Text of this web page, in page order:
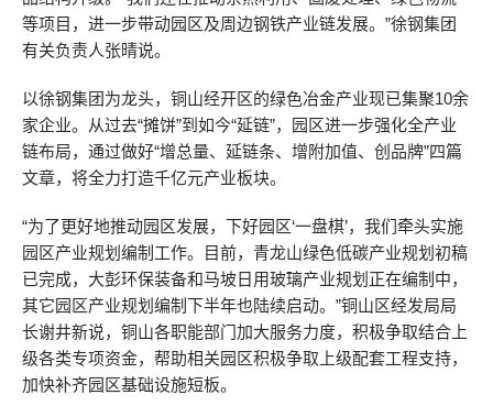
等项目，进一步带动园区及周边钢铁产业链发展。”徐钢集团
有关负责人张晴说。
以徐钢集团为龙头，铜山经开区的绿色冶金产业现已集聚10余
家企业。从过去“摊饼”到如今“延链”，园区进一步强化全产业
链布局，通过做好“增总量、延链条、增附加值、创品牌”四篇
文章，将全力打造千亿元产业板块。
“为了更好地推动园区发展，下好园区‘一盘棋’，我们牵头实施
园区产业规划编制工作。目前，青龙山绿色低碳产业规划初稿
已完成，大彭环保装备和马坡日用玻璃产业规划正在编制中，
其它园区产业规划编制下半年也陆续启动。”铜山区经发局局
长谢井新说，铜山各职能部门加大服务力度，积极争取结合上
级各类专项资金，帮助相关园区积极争取上级配套工程支持，
加快补齐园区基础设施短板。